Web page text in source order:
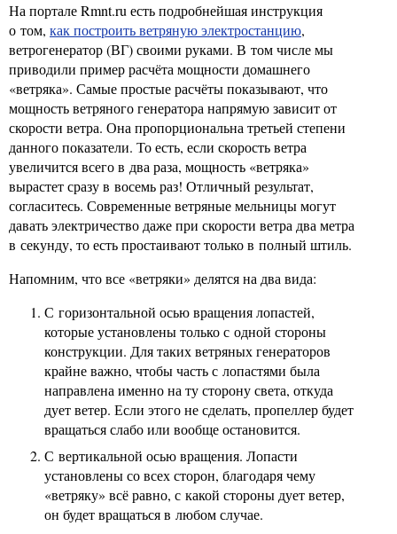
На портале Rmnt.ru есть подробнейшая инструкция
о том, как построить ветряную электростанцию,
ветрогенератор (ВГ) своими руками. В том числе мы
приводили пример расчёта мощности домашнего
«ветряка». Самые простые расчёты показывают, что
мощность ветряного генератора напрямую зависит от
скорости ветра. Она пропорциональна третьей степени
данного показатели. То есть, если скорость ветра
увеличится всего в два раза, мощность «ветряка»
вырастет сразу в восемь раз! Отличный результат,
согласитесь. Современные ветряные мельницы могут
давать электричество даже при скорости ветра два метра
в секунду, то есть простаивают только в полный штиль.
Напомним, что все «ветряки» делятся на два вида:
С горизонтальной осью вращения лопастей,
которые установлены только с одной стороны
конструкции. Для таких ветряных генераторов
крайне важно, чтобы часть с лопастями была
направлена именно на ту сторону света, откуда
дует ветер. Если этого не сделать, пропеллер будет
вращаться слабо или вообще остановится.
С вертикальной осью вращения. Лопасти
установлены со всех сторон, благодаря чему
«ветряку» всё равно, с какой стороны дует ветер,
он будет вращаться в любом случае.